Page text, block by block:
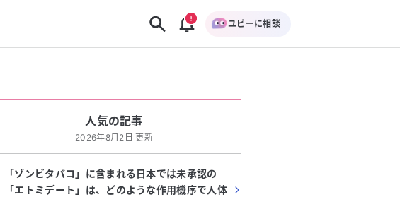
ユビーに相談
人気の記事
2026年8月2日 更新
「ゾンビタバコ」に含まれる日本では未承認の
「エトミデート」は、どのような作用機序で人体